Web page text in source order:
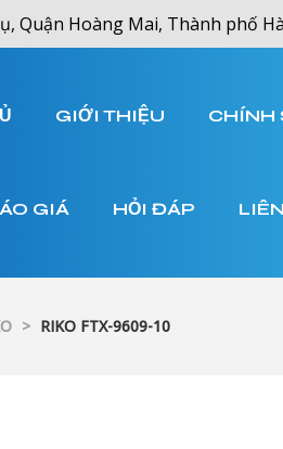
Quận Hoàng Mai, Thành phố
GIỚI THIỆU CHÍNH
GIÁ HỎI ĐÁP
> RIKO FTX-9609-10